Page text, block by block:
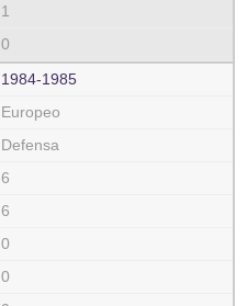
1
0
1984‑1985
Europeo
Defensa
6
6
0
0